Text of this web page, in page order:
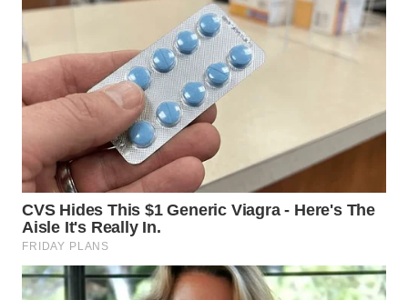
DAIRI
WN
DANAU
TOBA
WN
NIAS
LANGKAT